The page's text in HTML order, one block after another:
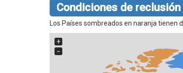
Condiciones de
Los Países sombreados en naranja tienen
+
−